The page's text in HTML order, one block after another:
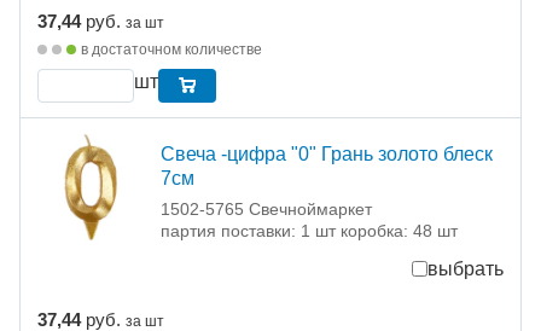
37,44 руб. за шт
в достаточном количестве
шт
Свеча -цифра "0" Грань золото блеск
7см
1502-5765 Свечноймаркет
партия поставки: 1 шт коробка: 48 шт
выбрать
37,44 руб. за шт